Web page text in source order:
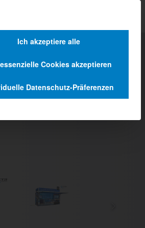
Ich akzeptiere alle
Cookies akzeptieren
Datenschutz-Präferenzen